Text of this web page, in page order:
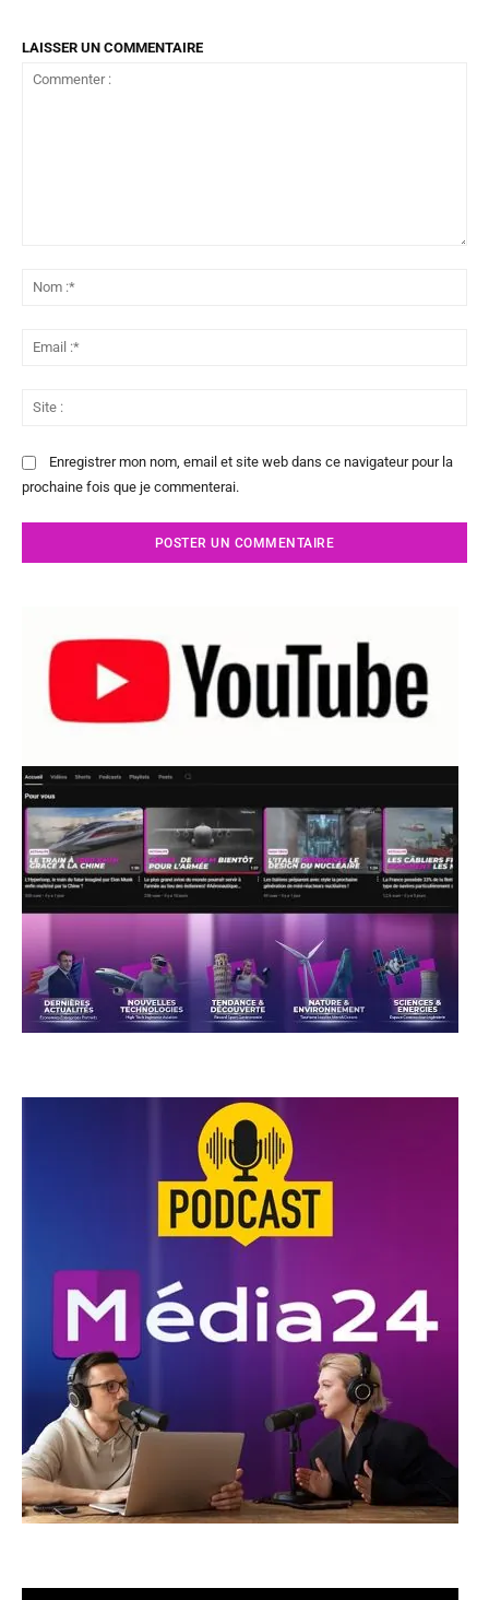
LAISSER UN COMMENTAIRE
Enregistrer mon nom, email et site web dans ce navigateur pour la
prochaine fois que je commenterai.